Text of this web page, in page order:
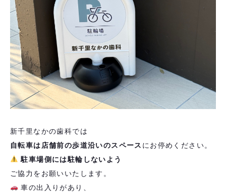
新千里なかの歯科では
自転車は店舗前の歩道沿いのスペース にお停めください。
駐車場側には駐輪しないよう
ご協力をお願いいたします。
車の出入りがあり、